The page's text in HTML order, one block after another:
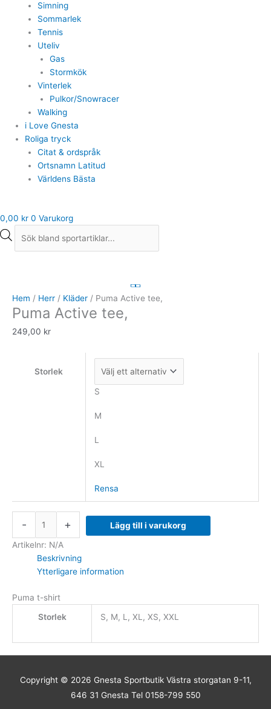
Simning
Sommarlek
Tennis
Uteliv
Gas
Stormkök
Vinterlek
Pulkor/Snowracer
Walking
i Love Gnesta
Roliga tryck
Citat & ordspråk
Ortsnamn Latitud
Världens Bästa
0,00 kr 0 Varukorg
Hem / Herr / Kläder / Puma Active tee,
Puma Active tee,
249,00 kr
Storlek
S
M
L
XL
Rensa
-
tee,
mängd
+ Lägg till i varukorg
Artikelnr: N/A
Beskrivning
Ytterligare information
Puma t-shirt
Storlek
S, M, L, XL, XS, XXL
Copyright © 2026 Gnesta SportbutikVästra storgatan 9-11,
646 31 Gnesta Tel 0158-799 550